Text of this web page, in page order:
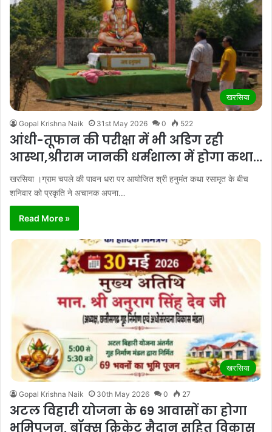
खरसिया
Gopal Krishna Naik 31st May 2026 0 522
आंधी-तूफान की परीक्षा में भी अडिग रही
आस्था,श्रीराम जानकी धर्मशाला में होगा कथा…
खरसिया ।ग्राम चपले की पावन धरा पर आयोजित श्री हनुमंत कथा रसामृत के बीच
शनिवार को प्रकृति ने अचानक अपना…
Read More »
खरसिया
Gopal Krishna Naik 30th May 2026 0 27
अटल विहारी योजना के 69 आवासों का होगा
भूमिपूजन, बॉक्स क्रिकेट मैदान सहित विकास